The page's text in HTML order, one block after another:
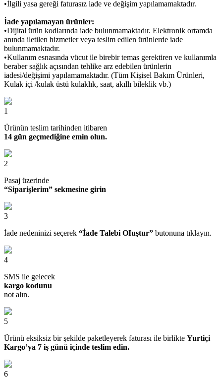
•İlgili yasa gereği faturasız iade ve değişim yapılamamaktadır.
İade yapılamayan ürünler:
•Dijital ürün kodlarında iade bulunmamaktadır. Elektronik ortamda
anında iletilen hizmetler veya teslim edilen ürünlerde iade
bulunmamaktadır.
•Kullanım esnasında vücut ile birebir temas gerektiren ve kullanımla
beraber sağlık açısından tehlike arz edebilen ürünlerin
iadesi/değişimi yapılamamaktadır. (Tüm Kişisel Bakım Ürünleri,
Kulak içi /kulak üstü kulaklık, saat, akıllı bileklik vb.)
1
Ürünün teslim tarihinden itibaren
14 gün geçmediğine emin olun.
2
Pasaj üzerinde
“Siparişlerim” sekmesine girin
3
İade nedeninizi seçerek “İade Talebi OIuştur” butonuna tıklayın.
4
SMS ile gelecek
kargo kodunu
not alın.
5
Ürünü eksiksiz bir şekilde paketleyerek faturası ile birlikte Yurtiçi
Kargo’ya 7 iş günü içinde teslim edin.
6